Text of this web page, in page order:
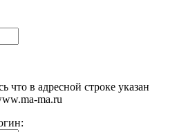
что в адресной строке указан
ma.ru